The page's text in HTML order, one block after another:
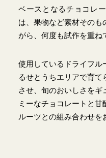
ベースとなるチョコレ
は、果物など素材その
がら、何度も試作を重ね
使用しているドライフル
るせとうちエリアで育
させ、旬のおいしさを
ミーなチョコレートと
ルーツとの組み合わせを